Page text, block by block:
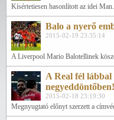
Kísértetiesen hasonlított az idei
Balo a nyerő
2015-02-19 23:35:14
A Liverpool Mario Balotellinek
A Real fél
negyeddöntőben!
2015-02-18 23:19:30
Megnyugtató előnyt szerzett a